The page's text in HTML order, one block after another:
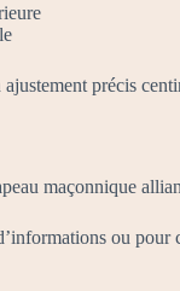
précis
maçonnique
ou